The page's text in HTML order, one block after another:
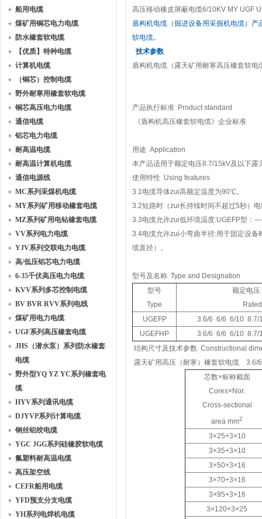
船用电缆
煤矿用铜芯电力电缆
防水橡套软电缆
【优质】特种电缆
计算机电缆
（铜芯）控制电缆
野外耐寒用橡套软电缆
铜芯高压电力电缆
通信电缆
铝芯电力电缆
耐高温电缆
耐高温计算机电缆
通信电源线
MC系列采煤机电缆
MY系列矿用移动橡套电缆
MZ系列矿用电钻橡套电缆
VV系列电力电缆
YJV系列交联电力电缆
高/低压铝芯电力电缆
6-35千伏高压电力电缆
KVV系列多芯控制电缆
BV BVR RVV系列电线
煤矿用电力电缆
UGF系列高压橡套电缆
JHS（潜水泵）系列防水橡套
电缆
野外型YQ YZ YC系列橡套电
缆
HYV系列通讯电缆
DJYVP系列计算电缆
钢丝铝绞电缆
YGC JGG系列硅橡胶软电缆
氟塑料耐高温电缆
高压架空线
CEFR船用电缆
YFD预支分支电缆
YH系列电焊机电缆
高压移动橡皮屏蔽电缆6/10KV MY UGF
盾构机电缆（掘进设备用采掘机电缆）产
软电缆。
技术参数
盾构机电缆（露天矿用耐寒高压橡套软电
产品执行标准 Product standard
《盾构机高压橡套软电缆》企业标准
用途 Application
本产品适用于额定电压8.7/15kV及以下
使用特性 Using features
3.1电缆导体zui高额定温度为90℃。
3.2短路时（zui长持续时间不超过5秒）
3.3电缆允许zui低环境温度:UGEFP型
3.4电缆允许zui小弯曲半径:用于固定设
缆直径）。
型号及名称 Type and Designation
型号
Type
额定电
UGEFP
3.6/6 6/6 6/10 8.7/
UGEFHP
3.6/6 6/6 6/10 8.7/
结构尺寸及技术参数 Constructional
露天矿用高压（耐寒）橡套软电缆 3.6/
芯数×标称截面
Cores×Nor.
Cross-sectional
area mm2
3×25+3×10
3×35+3×10
3×50+3×16
3×70+3×16
3×95+3×16
3×120+3×25